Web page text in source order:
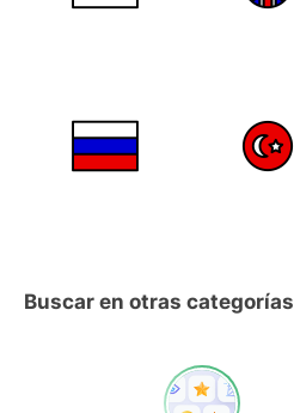
Buscar en otras categorías